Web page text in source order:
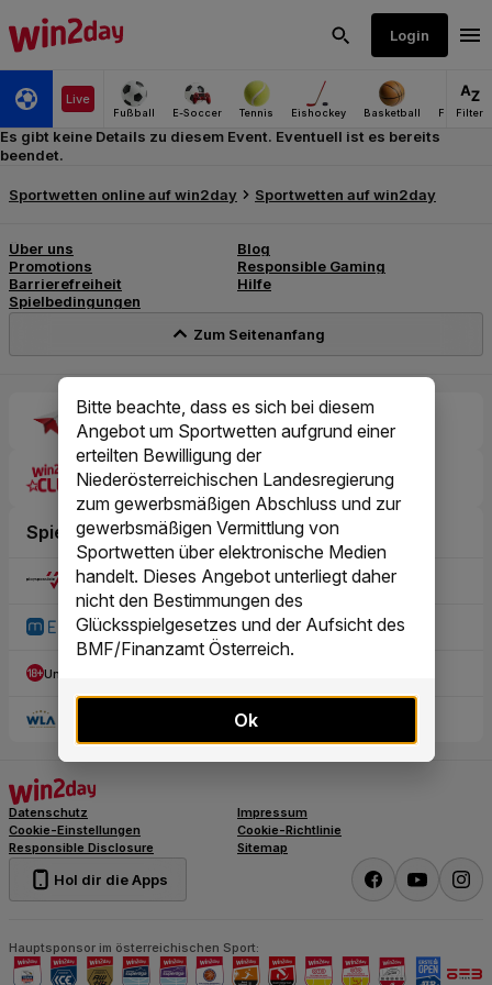
Bitte beachte, dass es sich bei diesem
Angebot um Sportwetten aufgrund einer
erteilten Bewilligung der
Niederösterreichischen Landesregierung
zum gewerbsmäßigen Abschluss und zur
gewerbsmäßigen Vermittlung von
Sportwetten über elektronische Medien
handelt. Dieses Angebot unterliegt daher
nicht den Bestimmungen des
Glücksspielgesetzes und der Aufsicht des
BMF/Finanzamt Österreich.
Ok
Es gibt keine Details zu diesem Event. Eventuell ist es bereits
beendet.